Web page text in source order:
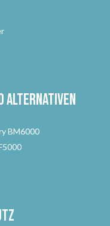
Alternativen
BM6000